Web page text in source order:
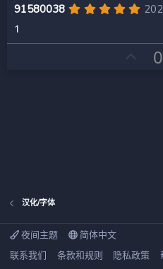
91580038 5
0
1
好
0
汉化/字体
夜间主题
简体中文
联系我们
条款和规则 隐私政策